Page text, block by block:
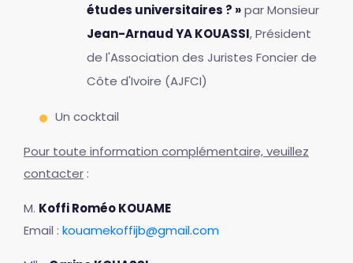
études universitaires ? »par Monsieur
Jean-Arnaud YA KOUASSI, Président
de l'Association des Juristes Foncier de
Côte d'Ivoire (AJFCI)
Un cocktail
Pour toute information complémentaire, veuillez
contacter :
M. Koffi Roméo KOUAME
Email : kouamekoffijb@gmail.com